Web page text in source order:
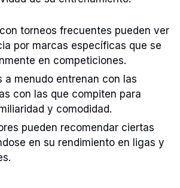
torneos frecuentes pueden ver
por marcas específicas que se
en competiciones.
a menudo entrenan con las
con las que compiten para
y comodidad.
pueden recomendar ciertas
en su rendimiento en ligas y